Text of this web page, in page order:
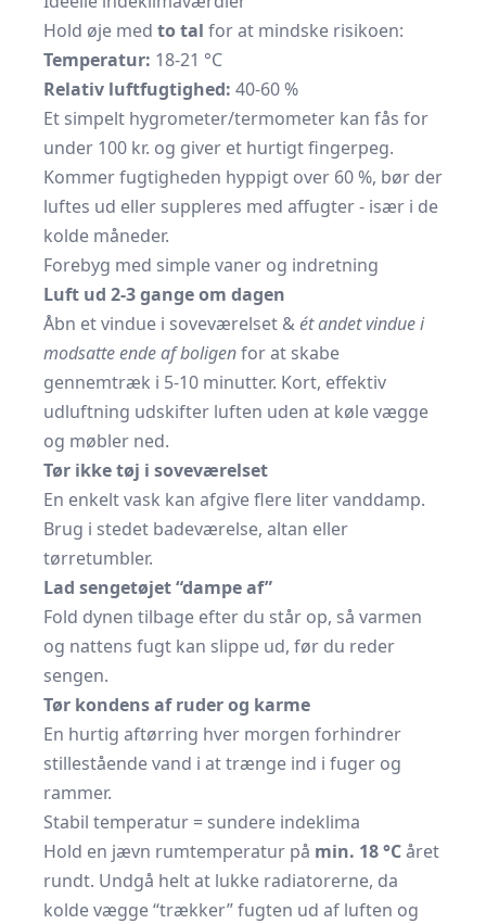
Hold øje med to tal for at mindske risikoen:
Temperatur: 18-21 °C
Relativ luftfugtighed: 40-60 %
Et simpelt hygrometer/termometer kan fås for
under 100 kr. og giver et hurtigt fingerpeg.
Kommer fugtigheden hyppigt over 60 %, bør der
luftes ud eller suppleres med affugter - især i de
kolde måneder.
Forebyg med simple vaner og indretning
Luft ud 2-3 gange om dagen
Åbn et vindue i soveværelset &ét andet vindue i
modsatte ende af boligenfor at skabe
gennemtræk i 5-10 minutter. Kort, effektiv
udluftning udskifter luften uden at køle vægge
og møbler ned.
Tør ikke tøj i soveværelset
En enkelt vask kan afgive flere liter vanddamp.
Brug i stedet badeværelse, altan eller
tørretumbler.
Lad sengetøjet “dampe af”
Fold dynen tilbage efter du står op, så varmen
og nattens fugt kan slippe ud, før du reder
sengen.
Tør kondens af ruder og karme
En hurtig aftørring hver morgen forhindrer
stillestående vand i at trænge ind i fuger og
rammer.
Stabil temperatur = sundere indeklima
Hold en jævn rumtemperatur på min. 18 °Cåret
rundt. Undgå helt at lukke radiatorerne, da
kolde vægge “trækker” fugten ud af luften og